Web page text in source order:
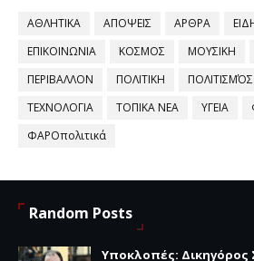
ΑΘΛΗΤΙΚΑ ΑΠΟΨΕΙΣ ΑΡΘΡΑ
ΕΠΙΚΟΙΝΩΝΙΑ
ΚΟΣΜΟΣ ΜΟΥΣΙΚΗ
ΠΕΡΙΒΑΛΛΟΝ
ΠΟΛΙΤΙΚΗ ΠΟΛΙΤΙΣΜΌΣ
ΤΕΧΝΟΛΟΓΙΑ
ΤΟΠΙΚΑ ΝΕΑ ΥΓΕΙΑ
ΦΑΡΟπολιτικά
Random Posts
Υποκλοπές: Δικηγόρος